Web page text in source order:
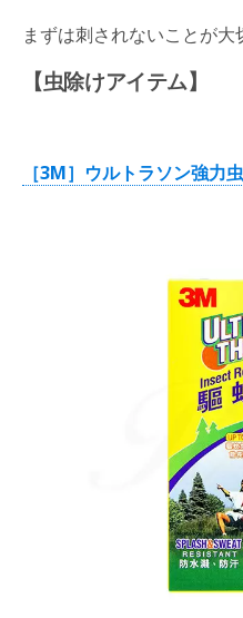
まずは刺されないことが大
【虫除けアイテム】
［3M］ウルトラソン強力